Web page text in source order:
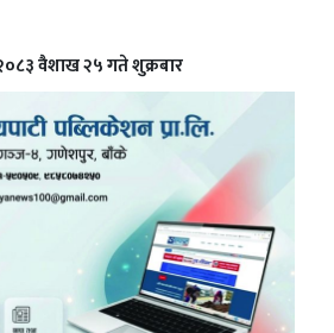
वैशाख २५ गते शुक्रबार